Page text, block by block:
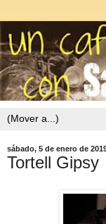
sábado, 5 de enero de
Tortell Gipsy